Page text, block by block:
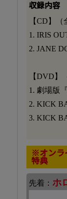
収録内容
【CD】（
1. IRIS
2. JANE
【DVD】
1. 劇場版
2. KICK
3. KICK
※オンラ
特典
先着： ホ